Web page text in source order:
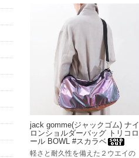
jack gomme(ジャックゴム) ナイ
ロンショルダーバッグ トリコロ
ール BOWL #スカラベ
軽さと耐久性を備えた２ウエイの